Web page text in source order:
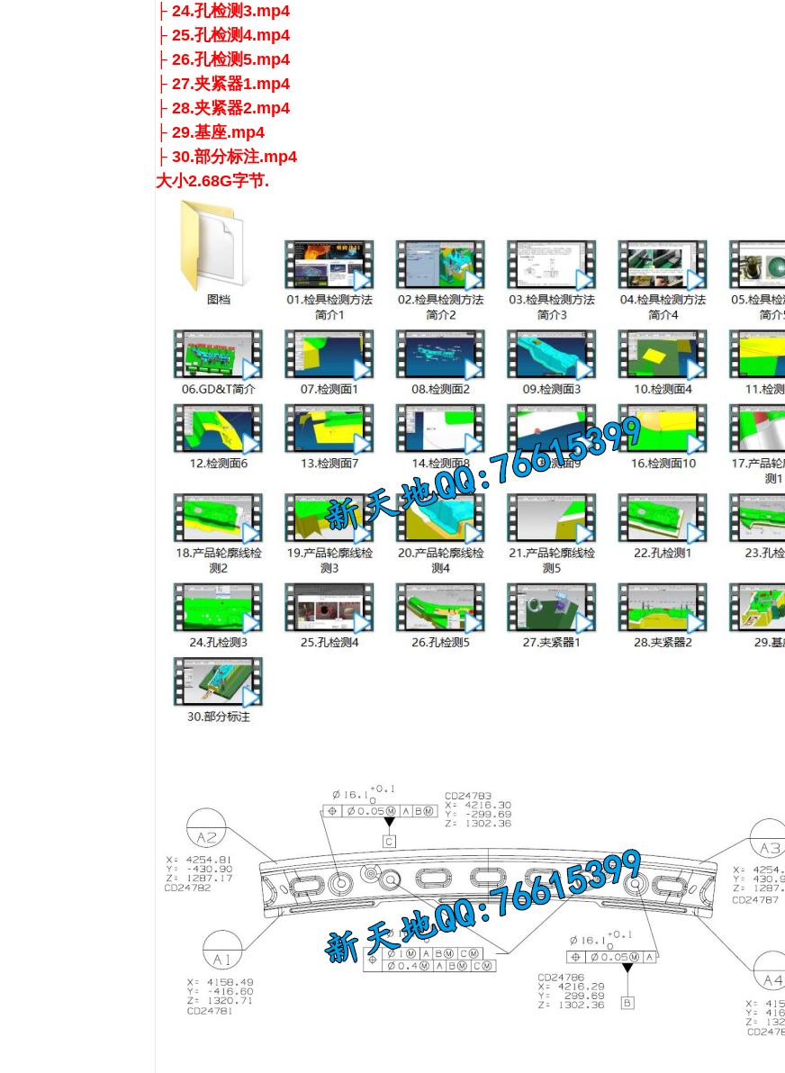
├ 24.孔检测3.mp4
├ 25.孔检测4.mp4
├ 26.孔检测5.mp4
├ 27.夹紧器1.mp4
├ 28.夹紧器2.mp4
├ 29.基座.mp4
├ 30.部分标注.mp4
大小2.68G字节.